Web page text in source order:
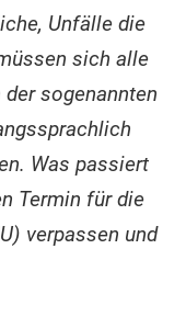
Unfälle die
sich alle
sogenannten
Was passiert
Termin für die
verpassen und